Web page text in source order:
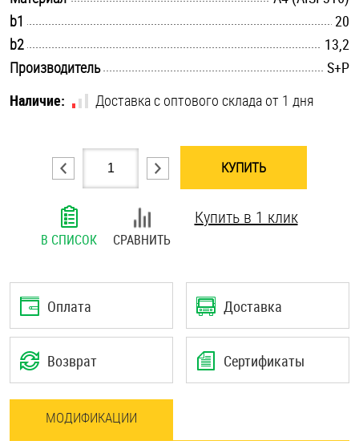
Хомуты
Шайбы
Шпильки
Штифты и пальцы
b1
20
b2
13,2
Производитель
S+P
Наличие:
Доставка с оптового склада от 1 дня
КУПИТЬ
В СПИСОК СРАВНИТЬ
Купить в 1 клик
Оплата Доставка
Возврат Сертификаты
МОДИФИКАЦИИ